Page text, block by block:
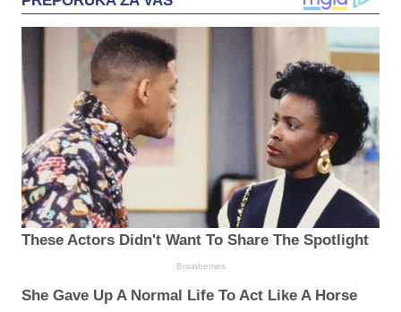
These Actors Didn't Want To Share The Spotlight
Brainberries
She Gave Up A Normal Life To Act Like A Horse